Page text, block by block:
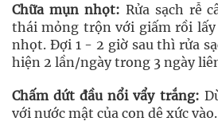
Chữa mụn nhọt: Rửa sạch rễ
thái mỏng trộn với giấm rồi lấy
nhọt. Đợi 1 - 2 giờ sau thì rửa
hiện 2 lần/ngày trong 3 ngày
Chấm dứt đầu nổi vẩy trắng:
với nước mật của con dê xức vào.